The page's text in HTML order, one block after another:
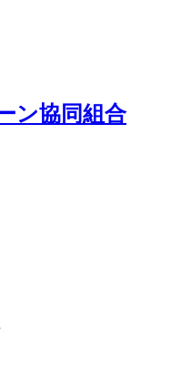
ン協同組合